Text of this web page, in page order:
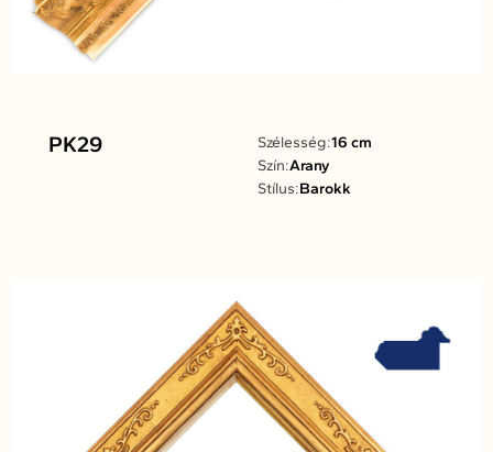
PK29 Szélesség:16 cm
Szín:Arany
Stílus:Barokk